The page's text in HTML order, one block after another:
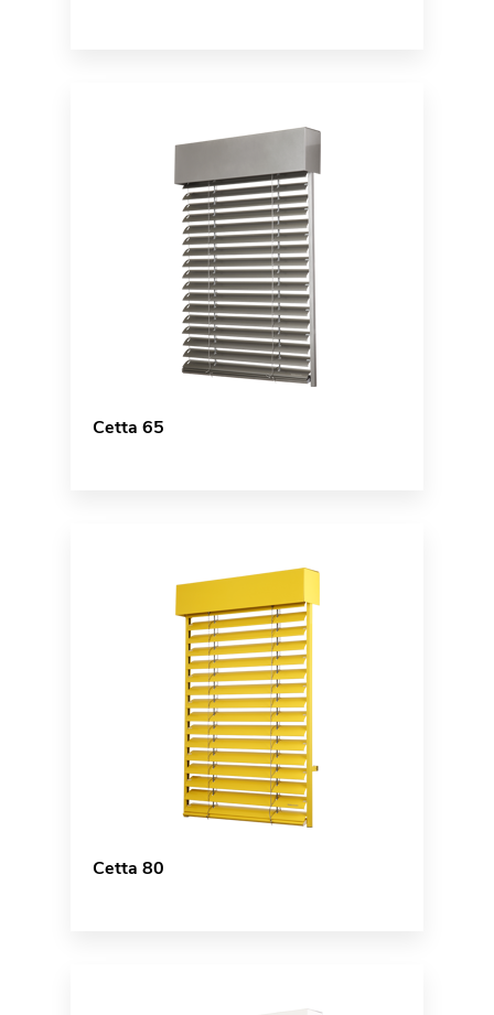
Cetta 65
Cetta 80